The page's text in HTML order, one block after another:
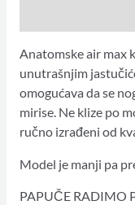
Anatomske air max
unutrašnjim
omogućava da se
mirise. Ne klize po
ručno izrađeni od
Model je manji pa
PAPUČE RADIMO